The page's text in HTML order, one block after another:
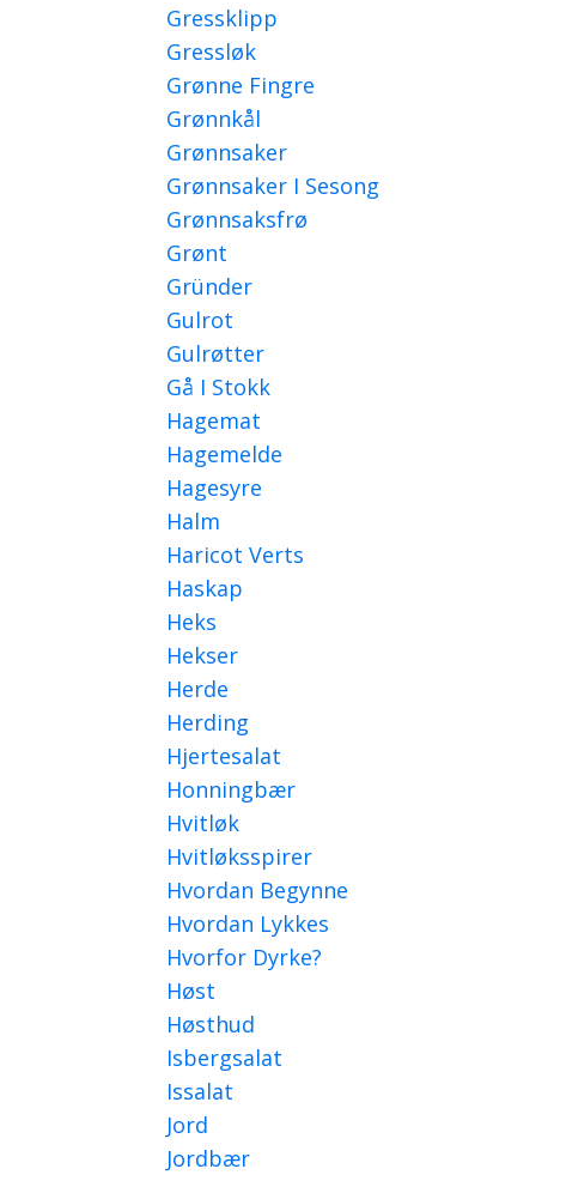
Gressklipp
Gressløk
Grønne Fingre
Grønnkål
Grønnsaker
Grønnsaker I Sesong
Grønnsaksfrø
Grønt
Gründer
Gulrot
Gulrøtter
Gå I Stokk
Hagemat
Hagemelde
Hagesyre
Halm
Haricot Verts
Haskap
Heks
Hekser
Herde
Herding
Hjertesalat
Honningbær
Hvitløk
Hvitløksspirer
Hvordan Begynne
Hvordan Lykkes
Hvorfor Dyrke?
Høst
Høsthud
Isbergsalat
Issalat
Jord
Jordbær